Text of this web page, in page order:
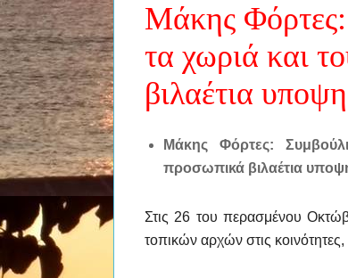
Μάκης Φόρτες:
τα χωριά και
βιλαέτια
Μάκης Φόρτες:
προσωπικά βιλαέτια
Στις 26 του περασμένου
τοπικών αρχών στις